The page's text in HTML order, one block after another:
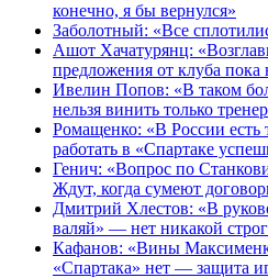
конечно, я бы вернулся»
Заболотный: «Все
Ашот Хачатурянц:
предложения от клуба пока
Ивелин Попов: «В таком
нельзя винить только
Ромащенко: «В России есть
работать в «Спартаке
Генич: «Вопрос по
Ждут, когда сумеют
Дмитрий Хлестов: «В
валяй» — нет никакой
Кафанов: «Вины
«Спартака» нет — защита